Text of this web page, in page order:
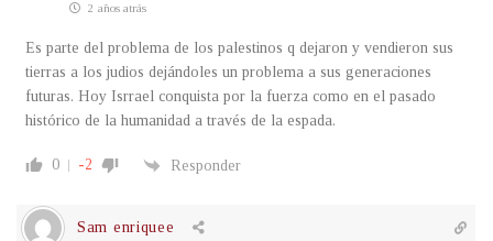
2 años atrás
Es parte del problema de los palestinos q dejaron y vendieron sus
tierras a los judios dejándoles un problema a sus generaciones
futuras. Hoy Isrrael conquista por la fuerza como en el pasado
histórico de la humanidad a través de la espada.
0 -2 Responder
Sam enriquee